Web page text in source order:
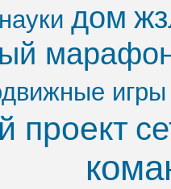
дом
игры
проект